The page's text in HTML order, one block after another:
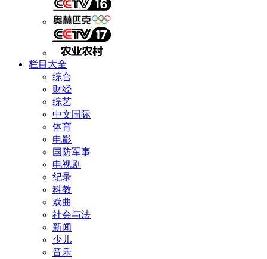
栏目大全
综合
财经
综艺
中文国际
体育
电影
国防军事
电视剧
纪录
科教
戏曲
社会与法
新闻
少儿
音乐